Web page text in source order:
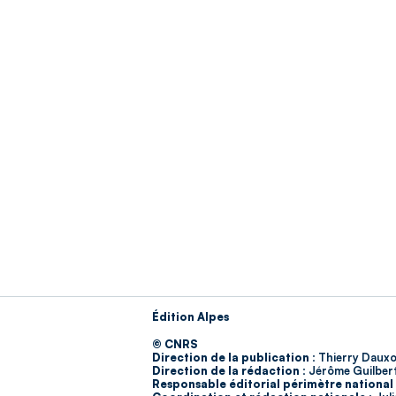
Édition Alpes
© CNRS
Direction de la publication : Thierry
Direction de la rédaction : Jérôme
Responsable éditorial périmètre national